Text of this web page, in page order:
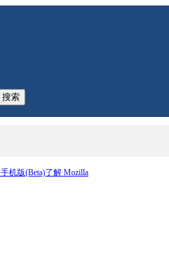
搜索
手机版(Beta)了解 Mozilla